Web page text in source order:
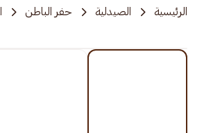
الرئيسية الصيدلية حفر الباطن